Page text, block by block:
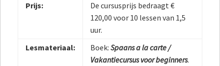
Prijs:
De cursusprijs bedraagt €
120,00 voor 10 lessen van 1,5
uur.
Lesmateriaal:
Boek: Spaans a la carte /
Vakantiecursus voor beginners.